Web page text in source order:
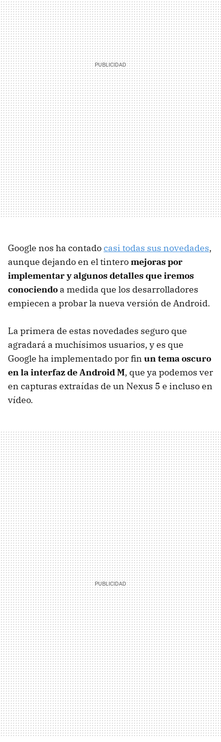
Google nos ha contadocasi todas sus novedades,
aunque dejando en el tinteromejoras por
implementar y algunos detalles que iremos
conociendo a medida que los desarrolladores
empiecen a probar la nueva versión de Android.
La primera de estas novedades seguro que
agradará a muchísimos usuarios, y es que
Google ha implementado por fin un tema oscuro
en la interfaz de Android M, que ya podemos ver
en capturas extraídas de un Nexus 5 e incluso en
vídeo.